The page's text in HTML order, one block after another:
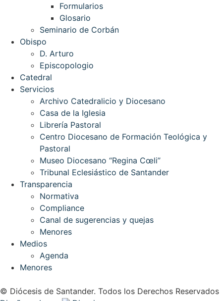
Formularios
Glosario
Seminario de Corbán
Obispo
D. Arturo
Episcopologio
Catedral
Servicios
Archivo Catedralicio y Diocesano
Casa de la Iglesia
Librería Pastoral
Centro Diocesano de Formación Teológica y
Pastoral
Museo Diocesano “Regina Cœli”
Tribunal Eclesiástico de Santander
Transparencia
Normativa
Compliance
Canal de sugerencias y quejas
Menores
Medios
Agenda
Menores
© Diócesis de Santander. Todos los Derechos Reservados